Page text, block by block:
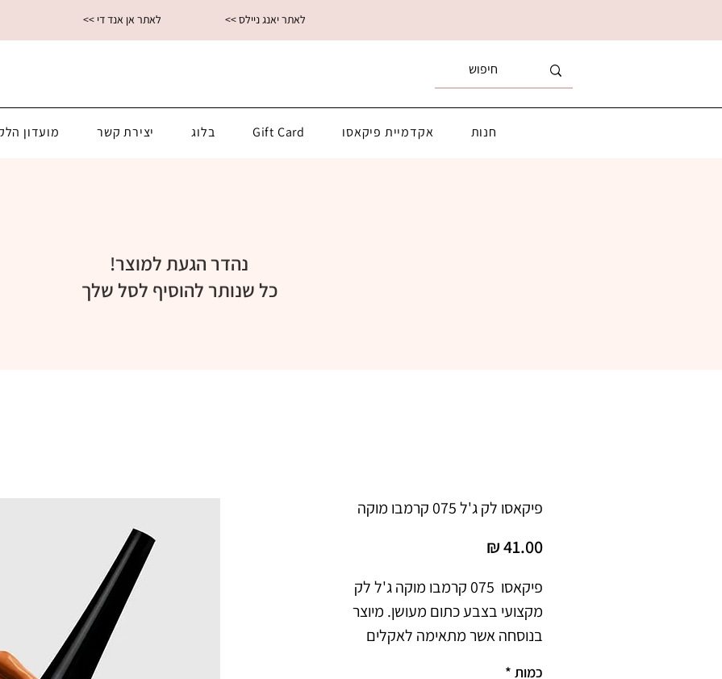
<< לאתר אן אנד די << לאתר יאנג ניילס
חנות אקדמיית פיקאסו Gift Card בלוג יצירת קשר מועדון
נהדר הגעת למוצר!
כל שנותר להוסיף לסל שלך
פיקאסו לק ג'ל 075 קרמבו מוקה
כמות *